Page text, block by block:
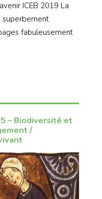
ICEB 2019 La
superbement
fabuleusement
– Biodiversité et
/